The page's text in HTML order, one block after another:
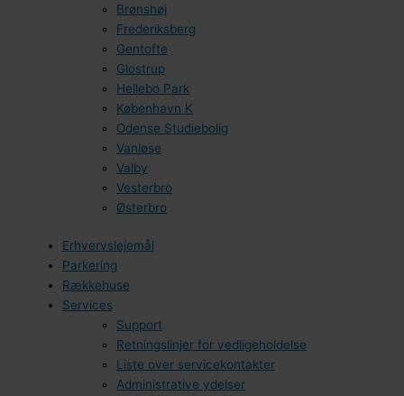
Brønshøj
Frederiksberg
Gentofte
Glostrup
Hellebo Park
København K
Odense Studiebolig
Vanløse
Valby
Vesterbro
Østerbro
Erhvervslejemål
Parkering
Rækkehuse
Services
Support
Retningslinjer for vedligeholdelse
Liste over servicekontakter
Administrative ydelser